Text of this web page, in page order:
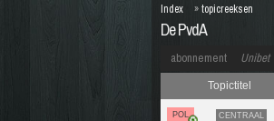
De PvdA
Index »topicreeksen
abonnement Unibet
Topictitel
POL CENTRAAL